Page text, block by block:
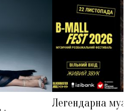
Легендарна